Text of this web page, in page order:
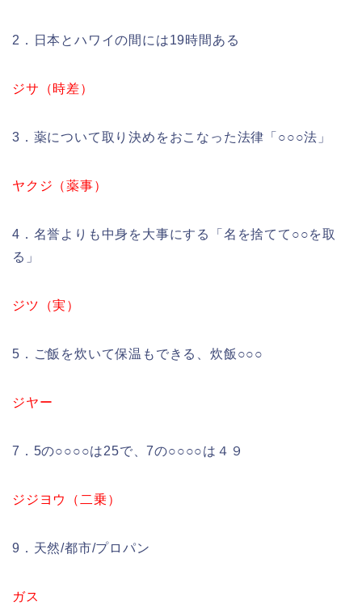
2．日本とハワイの間には19時間ある
ジサ（時差）
3．薬について取り決めをおこなった法律「○○○法」
ヤクジ（薬事）
4．名誉よりも中身を大事にする「名を捨てて○○を取
る」
ジツ（実）
5．ご飯を炊いて保温もできる、炊飯○○○
ジヤー
7．5の○○○○は25で、7の○○○○は４９
ジジヨウ（二乗）
9．天然/都市/プロパン
ガス